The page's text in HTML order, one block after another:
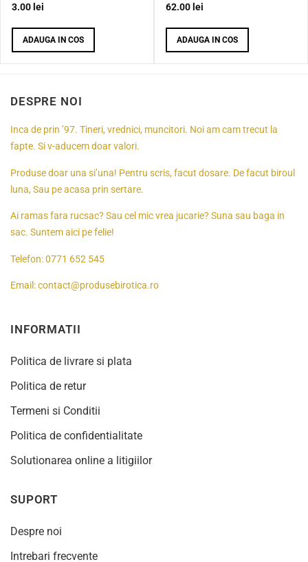
3.00 lei
ADAUGA IN COS
62.00 lei
ADAUGA IN COS
DESPRE NOI
Inca de prin ’97. Tineri, vrednici, muncitori. Noi am cam trecut la
fapte. Si v-aducem doar valori.
Produse doar una si’una! Pentru scris, facut dosare. De facut biroul
luna, Sau pe acasa prin sertare.
Ai ramas fara rucsac? Sau cel mic vrea jucarie? Suna sau baga in
sac. Suntem aici pe felie!
Telefon:0771 652 545
Email:contact@produsebirotica.ro
INFORMATII
Politica de livrare si plata
Politica de retur
Termeni si Conditii
Politica de confidentialitate
Solutionarea online a litigiilor
SUPORT
Despre noi
Intrebari frecvente